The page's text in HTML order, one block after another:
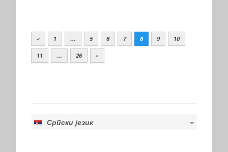
« 1 … 5 6 7 8 9 10
11 … 26 »
Српски језик